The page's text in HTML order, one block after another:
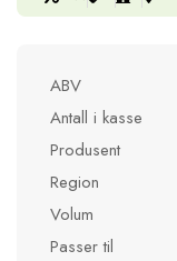
ABV
Antall i kasse
Produsent
Region
Volum
Passer til